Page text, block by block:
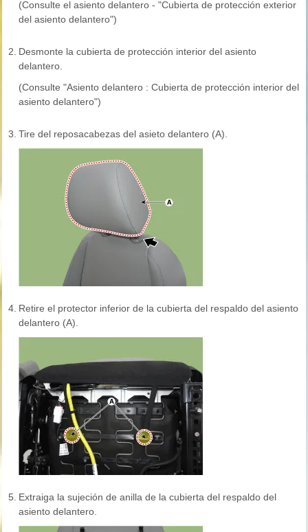
(Consulte el asiento delantero - "Cubierta de protección exterior
del asiento delantero")
2. Desmonte la cubierta de protección interior del asiento
delantero.
(Consulte "Asiento delantero : Cubierta de protección interior del
asiento delantero")
3. Tire del reposacabezas del asieto delantero (A).
4. Retire el protector inferior de la cubierta del respaldo del asiento
delantero (A).
5. Extraiga la sujeción de anilla de la cubierta del respaldo del
asiento delantero.